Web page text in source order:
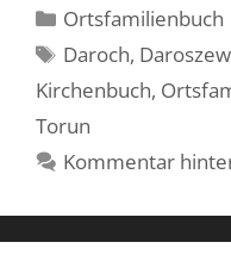
Kategorien
Ortsfamilienbuch
Schlagwörter
Daroch,
Kirchenbuch,
Torun
Kommentar